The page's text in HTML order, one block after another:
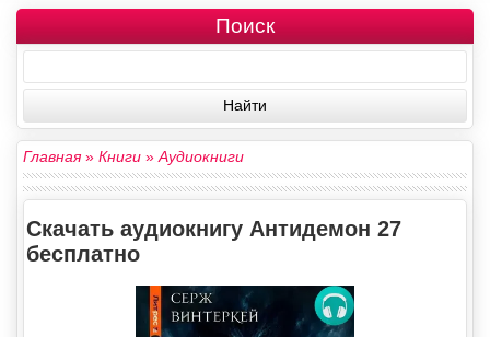
Поиск
Главная» Книги »Аудиокниги
Скачать аудиокнигу Антидемон 27
бесплатно